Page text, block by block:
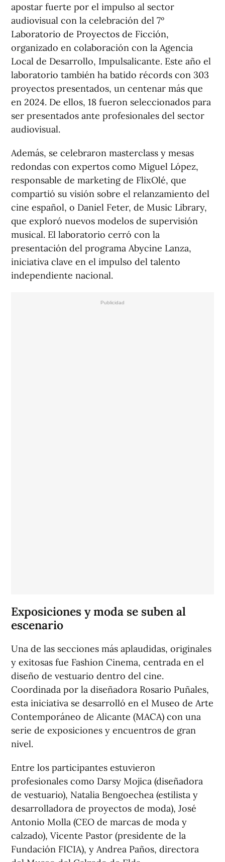
apostar fuerte por el impulso al sector
audiovisual con la celebración del 7º
Laboratorio de Proyectos de Ficción,
organizado en colaboración con la Agencia
Local de Desarrollo, Impulsalicante. Este año el
laboratorio también ha batido récords con 303
proyectos presentados, un centenar más que
en 2024. De ellos, 18 fueron seleccionados para
ser presentados ante profesionales del sector
audiovisual.
Además, se celebraron masterclass y mesas
redondas con expertos como Miguel López,
responsable de marketing de FlixOlé, que
compartió su visión sobre el relanzamiento del
cine español, o Daniel Feter, de Music Library,
que exploró nuevos modelos de supervisión
musical. El laboratorio cerró con la
presentación del programa Abycine Lanza,
iniciativa clave en el impulso del talento
independiente nacional.
Exposiciones y moda se suben al
escenario
Una de las secciones más aplaudidas, originales
y exitosas fue Fashion Cinema, centrada en el
diseño de vestuario dentro del cine.
Coordinada por la diseñadora Rosario Puñales,
esta iniciativa se desarrolló en el Museo de Arte
Contemporáneo de Alicante (MACA) con una
serie de exposiciones y encuentros de gran
nivel.
Entre los participantes estuvieron
profesionales como Darsy Mojica (diseñadora
de vestuario), Natalia Bengoechea (estilista y
desarrolladora de proyectos de moda), José
Antonio Molla (CEO de marcas de moda y
calzado), Vicente Pastor (presidente de la
Fundación FICIA), y Andrea Paños, directora